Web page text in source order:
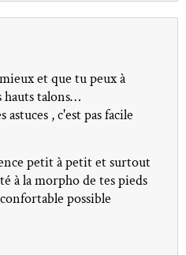
et que tu peux à
hauts talons…
, c'est pas facile
petit à petit et surtout
à la morpho de tes pieds
possible